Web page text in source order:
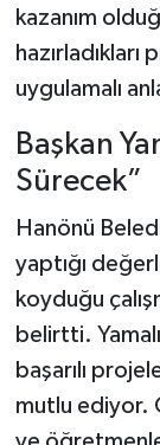
kazanım
uygulamalı
Başkan
Sürecek”
Hanönü
yaptığı
koyduğu
belirtti.
başarılı
mutlu ediyor.